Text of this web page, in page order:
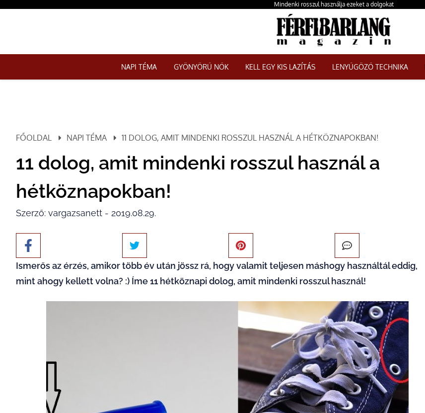
Mindenki rosszul használja ezeket a dolgokat
NAPI TÉMA GYÖNYÖRŰ NŐK KELL EGY KIS LAZÍTÁS LENYŰGÖZŐ TECHNIKA
FŐOLDAL NAPI TÉMA 11 DOLOG, AMIT MINDENKI ROSSZUL HASZNÁL A HÉTKÖZNAPOKBAN!
11 dolog, amit mindenki rosszul használ a
hétköznapokban!
Szerző: vargazsanett - 2019.08.29.
Ismerős az érzés, amikor több év után jössz rá, hogy valamit teljesen máshogy használtál eddig,
mint ahogy kellett volna? :) Íme 11 hétköznapi dolog, amit mindenki rosszul használ!